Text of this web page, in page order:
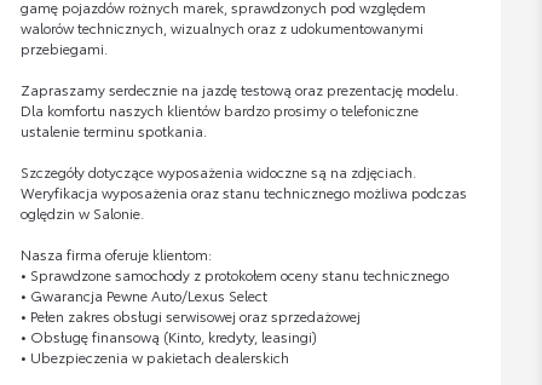
gamę pojazdów rożnych marek, sprawdzonych pod względem
walorów technicznych, wizualnych oraz z udokumentowanymi
przebiegami.
Zapraszamy serdecznie na jazdę testową oraz prezentację modelu.
Dla komfortu naszych klientów bardzo prosimy o telefoniczne
ustalenie terminu spotkania.
Szczegóły dotyczące wyposażenia widoczne są na zdjęciach.
Weryfikacja wyposażenia oraz stanu technicznego możliwa podczas
oględzin w Salonie.
Nasza firma oferuje klientom:
• Sprawdzone samochody z protokołem oceny stanu technicznego
• Gwarancja Pewne Auto/Lexus Select
• Pełen zakres obsługi serwisowej oraz sprzedażowej
• Obsługę finansową (Kinto, kredyty, leasingi)
• Ubezpieczenia w pakietach dealerskich